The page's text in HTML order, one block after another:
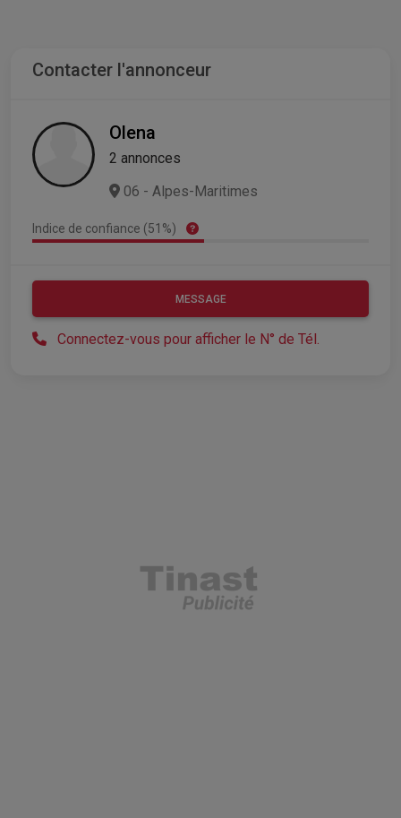
Contacter l'annonceur
Olena
2 annonces
06 - Alpes-Maritimes
Indice de confiance (51%)
MESSAGE
Connectez-vous pour afficher le N° de Tél.